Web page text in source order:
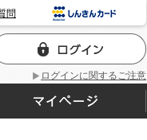
ログインに関するご注意
問